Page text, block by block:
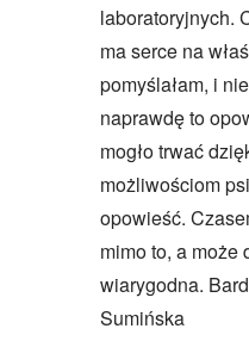
laboratoryjnych.
ma serce na
pomyślałam, i
naprawdę to
mogło trwać
możliwościom
opowieść.
mimo to, a może
wiarygodna.
Sumińska